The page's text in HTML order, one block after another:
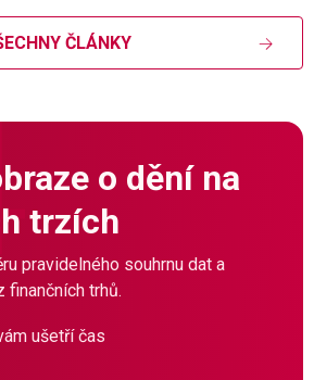
ČLÁNKY
o dění na
trzích
pravidelného souhrnu dat a
trhů.
ušetří čas